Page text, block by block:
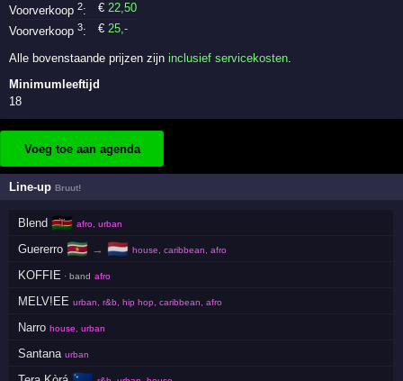
Voorverkoop2: €22,50
Voorverkoop3: €25,-
Alle bovenstaande prijzen zijninclusief servicekosten
Minimumleeftijd
18
Voeg toe aan agenda
Line-upBruut!
Blend 🇰🇪 afro, urban
Guererro 🇸🇷 → 🇳🇱 house, caribbean, afro
KOFFIE · band afro
MELV!EE urban, r&b, hip hop, caribbean, afro
Narro house, urban
Santana urban